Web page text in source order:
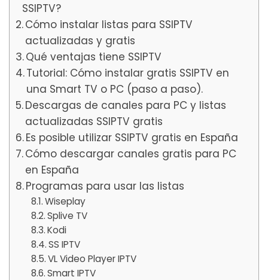
SSIPTV?
Cómo instalar listas para SSIPTV
actualizadas y gratis
Qué ventajas tiene SSIPTV
Tutorial: Cómo instalar gratis SSIPTV en
una Smart TV o PC (paso a paso).
Descargas de canales para PC y listas
actualizadas SSIPTV gratis
Es posible utilizar SSIPTV gratis en España
Cómo descargar canales gratis para PC
en España
Programas para usar las listas
Wiseplay
Splive TV
Kodi
SS IPTV
VL Video Player IPTV
Smart IPTV